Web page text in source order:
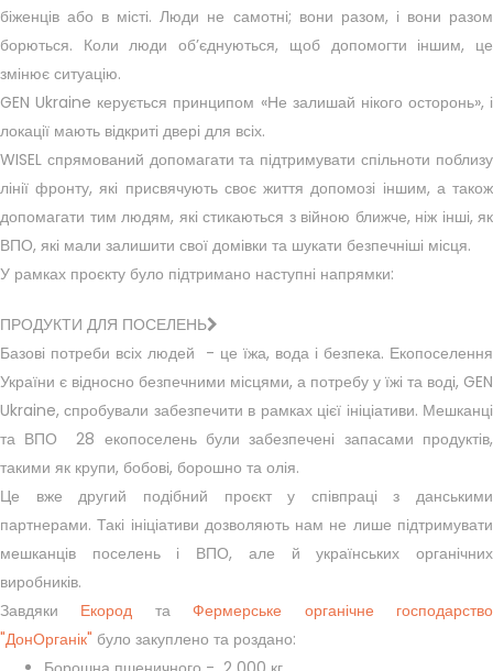
біженців або в місті. Люди не самотні; вони разом, і вони разом
борються. Коли люди об’єднуються, щоб допомогти іншим, це
змінює ситуацію.
GEN Ukraine керується принципом «Не залишай нікого осторонь», і
локації мають відкриті двері для всіх.
WISEL спрямований допомагати та підтримувати спільноти поблизу
лінії фронту, які присвячують своє життя допомозі іншим, а також
допомагати тим людям, які стикаються з війною ближче, ніж інші, як
ВПО, які мали залишити свої домівки та шукати безпечніші місця.
У рамках проєкту було підтримано наступні напрямки:
ПРОДУКТИ ДЛЯ ПОСЕЛЕНЬ
Базові потреби всіх людей - це їжа, вода і безпека. Екопоселення
України є відносно безпечними місцями, а потребу у їжі та воді, GEN
Ukraine, спробували забезпечити в рамках цієї ініціативи. Мешканці
та ВПО 28 екопоселень були забезпечені запасами продуктів,
такими як крупи, бобові, борошно та олія.
Це вже другий подібний проєкт у співпраці з данськими
партнерами. Такі ініціативи дозволяють нам не лише підтримувати
мешканців поселень і ВПО, але й українських органічних
виробників.
Завдяки Екород та
Фермерське органічне господарство
"ДонОрганік" було закуплено та роздано: